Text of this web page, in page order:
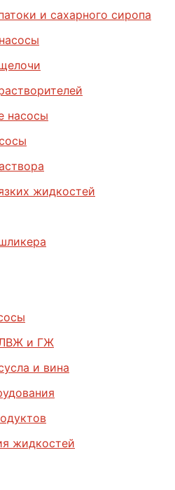
и сахарного сиропа
насосы
жидкостей
ЛВЖ и ГЖ
и вина
жидкостей